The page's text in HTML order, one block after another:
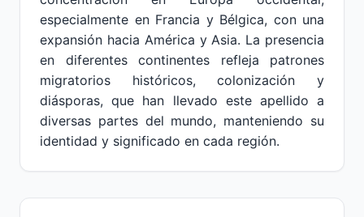
especialmente en Francia y Bélgica, con una
expansión hacia América y Asia. La presencia
en diferentes continentes refleja patrones
migratorios históricos, colonización y
diásporas, que han llevado este apellido a
diversas partes del mundo, manteniendo su
identidad y significado en cada región.